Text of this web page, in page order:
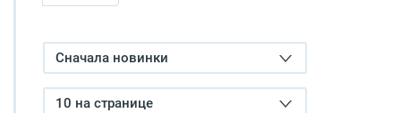
Сначала новинки
10 на странице